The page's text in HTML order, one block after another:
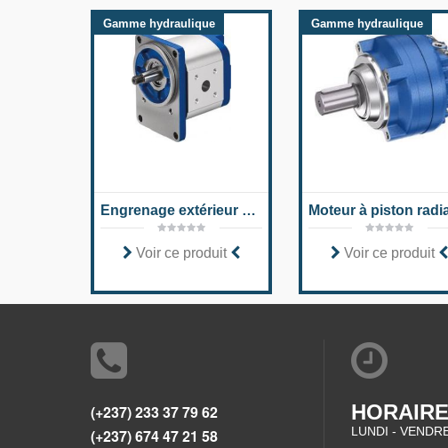
Gamme hydraulique
Engrenage extérieur haute performance AZMN
Voir ce produit
Gamme hydraulique
Voir ce produit
(+237) 233 37 79 62
(+237) 674 47 21 58
LUNDI -